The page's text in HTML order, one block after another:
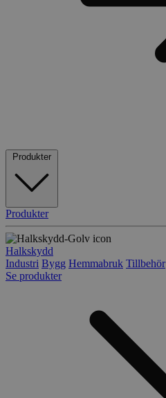
Produkter
Produkter
Halkskydd
Industri Bygg Hemmabruk Tillbehör
Se produkter